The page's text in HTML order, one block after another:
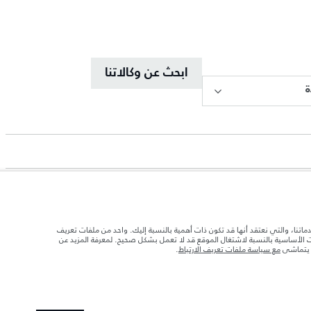
ابحث عن وكالاتنا
السيارة بالإكسسوارات والركاب والسوائل والوقود والحمولة.
والتي نعتقد أنها قد تكون ذات أهمية بالنسبة إليك. واحد من ملفات تعريف
الأساسية بالنسبة لاشتغال الموقع قد لا تعمل بشكل صحيح. لمعرفة المزيد عن
يتماشىمع سياسة ملفات تعريف الارتباط.